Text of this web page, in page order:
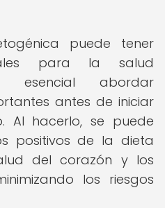
puede tener
para la salud
esencial abordar
antes de iniciar
Al hacerlo, se puede
positivos de la dieta
del corazón y los
los riesgos